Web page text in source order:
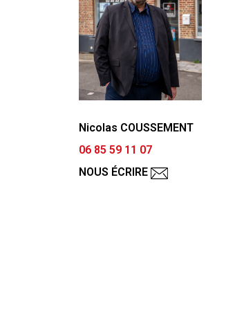
Nicolas COUSSEMENT
06 85 59 11 07
NOUS ÉCRIRE